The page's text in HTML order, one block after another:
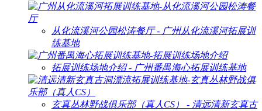
从化流溪河公园松涛餐厅 - 广州从化流溪河拓展训
练基地
拓展训练场地介绍 - 广州番禺海心拓展训练基地
玄真丛林野战俱乐部（真人CS） - 清远清新玄真古